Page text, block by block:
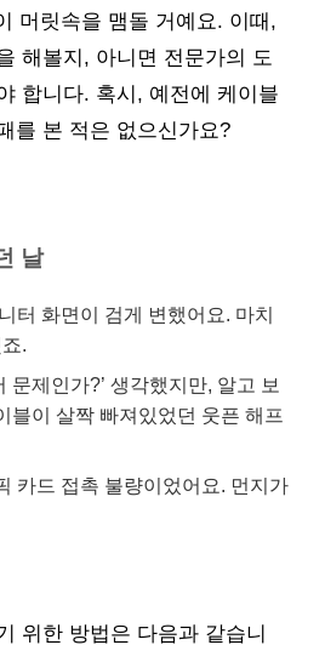
머릿속을 맴돌 거예요. 이때,
해볼지, 아니면 전문가의 도
합니다. 혹시, 예전에 케이블
를 본 적은 없으신가요?
날
터 화면이 검게 변했어요. 마치
.
문제인가?’ 생각했지만, 알고 보
블이 살짝 빠져있었던 웃픈 해프
카드 접촉 불량이었어요. 먼지가
위한 방법은 다음과 같습니